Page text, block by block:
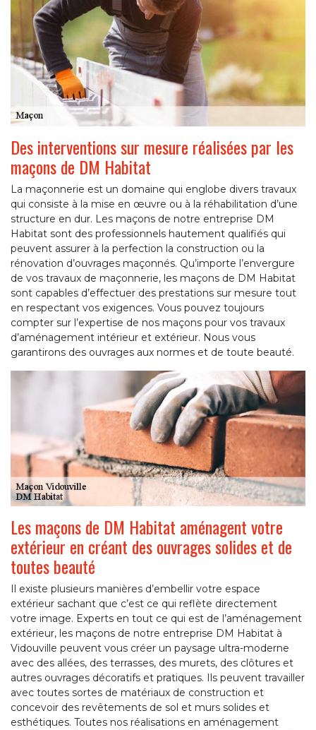
Des interventions sur mesure réalisées par les
maçons de DM Habitat
La maçonnerie est un domaine qui englobe divers travaux
qui consiste à la mise en œuvre ou à la réhabilitation d’une
structure en dur. Les maçons de notre entreprise DM
Habitat sont des professionnels hautement qualifiés qui
peuvent assurer à la perfection la construction ou la
rénovation d’ouvrages maçonnés. Qu’importe l’envergure
de vos travaux de maçonnerie, les maçons de DM Habitat
sont capables d’effectuer des prestations sur mesure tout
en respectant vos exigences. Vous pouvez toujours
compter sur l’expertise de nos maçons pour vos travaux
d’aménagement intérieur et extérieur. Nous vous
garantirons des ouvrages aux normes et de toute beauté.
Les maçons de DM Habitat aménagent votre
extérieur en créant des ouvrages solides et de
toutes beauté
Il existe plusieurs manières d’embellir votre espace
extérieur sachant que c’est ce qui reflète directement
votre image. Experts en tout ce qui est de l’aménagement
extérieur, les maçons de notre entreprise DM Habitat à
Vidouville peuvent vous créer un paysage ultra-moderne
avec des allées, des terrasses, des murets, des clôtures et
autres ouvrages décoratifs et pratiques. Ils peuvent travailler
avec toutes sortes de matériaux de construction et
concevoir des revêtements de sol et murs solides et
esthétiques. Toutes nos réalisations en aménagement